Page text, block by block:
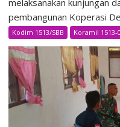
melaksanakan kunjungan
pembangunan Koperasi
Kodim 1513/SBB Koramil